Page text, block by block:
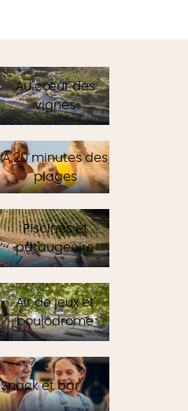
Au cœur des
vignes
À 20 minutes des
plages
Piscines et
pataugeoire
Air de jeux et
boulodrome
Snack et bar